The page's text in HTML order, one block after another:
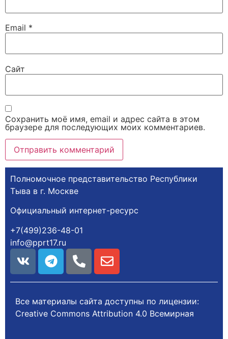
Email *
Сайт
Сохранить моё имя, email и адрес сайта в этом
браузере для последующих моих комментариев.
Полномочное представительство Республики
Тыва в г. Москве
Официальный интернет-ресурс
+7(499)236-48-01
info@pprt17.ru
Все материалы сайта доступны по лицензии:
Creative Commons Attribution 4.0 Всемирная